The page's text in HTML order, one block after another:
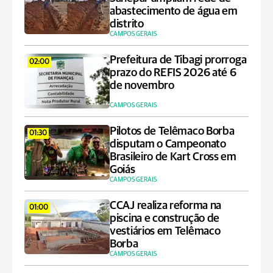
abastecimento de água em
distrito
CAMPOS GERAIS
02:00
Prefeitura de Tibagi prorroga
prazo do REFIS 2026 até 6
de novembro
CAMPOS GERAIS
01:30
Pilotos de Telêmaco Borba
disputam o Campeonato
Brasileiro de Kart Cross em
Goiás
CAMPOS GERAIS
01:00
CCAJ realiza reforma na
piscina e construção de
vestiários em Telêmaco
Borba
CAMPOS GERAIS